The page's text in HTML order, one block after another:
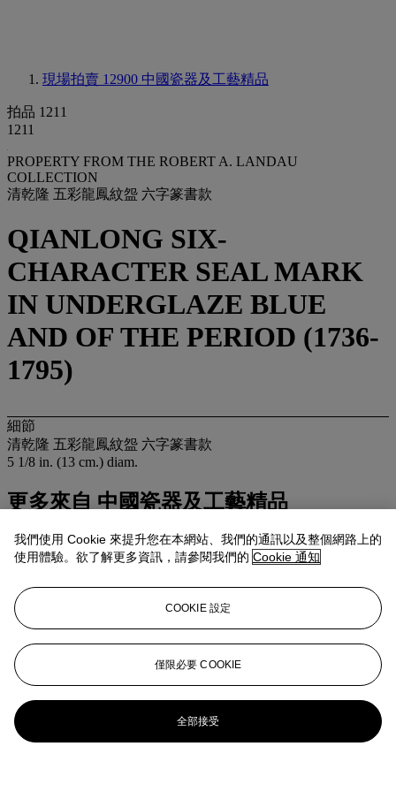
現場拍賣 12900 中國瓷器及工藝精品
拍品 1211
1211
PROPERTY FROM THE ROBERT A. LANDAU
COLLECTION
清乾隆 五彩龍鳳紋盌 六字篆書款
QIANLONG SIX-
CHARACTER SEAL MARK
IN UNDERGLAZE BLUE
AND OF THE PERIOD (1736-
1795)
細節
清乾隆 五彩龍鳳紋盌 六字篆書款
5 1/8 in. (13 cm.) diam.
更多來自 中國瓷器及工藝精品
查看全部
查看全部
我們使用 Cookie 來提升您在本網站、我們的通訊以及整個網路上的
使用體驗。欲了解更多資訊，請參閱我們的 Cookie 通知
COOKIE 設定
僅限必要 COOKIE
全部接受